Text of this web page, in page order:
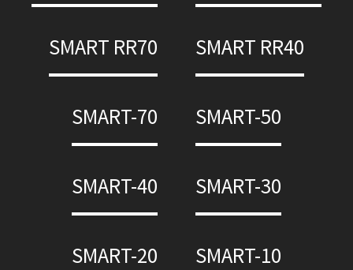
SMART RR70 SMART RR40
SMART-70 SMART-50
SMART-40 SMART-30
SMART-20 SMART-10